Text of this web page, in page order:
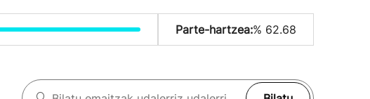
Parte-hartzea:% 62.68